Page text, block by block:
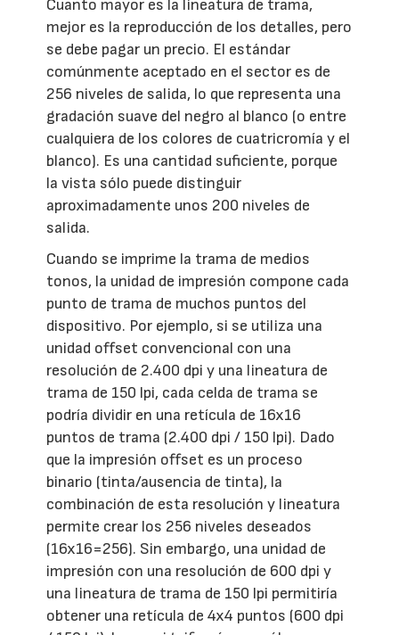
Cuanto mayor es la lineatura de trama,
mejor es la reproducción de los detalles, pero
se debe pagar un precio. El estándar
comúnmente aceptado en el sector es de
256 niveles de salida, lo que representa una
gradación suave del negro al blanco (o entre
cualquiera de los colores de cuatricromía y el
blanco). Es una cantidad suficiente, porque
la vista sólo puede distinguir
aproximadamente unos 200 niveles de
salida.
Cuando se imprime la trama de medios
tonos, la unidad de impresión compone cada
punto de trama de muchos puntos del
dispositivo. Por ejemplo, si se utiliza una
unidad offset convencional con una
resolución de 2.400 dpi y una lineatura de
trama de 150 lpi, cada celda de trama se
podría dividir en una retícula de 16x16
puntos de trama (2.400 dpi / 150 lpi). Dado
que la impresión offset es un proceso
binario (tinta/ausencia de tinta), la
combinación de esta resolución y lineatura
permite crear los 256 niveles deseados
(16x16=256). Sin embargo, una unidad de
impresión con una resolución de 600 dpi y
una lineatura de trama de 150 lpi permitiría
obtener una retícula de 4x4 puntos (600 dpi